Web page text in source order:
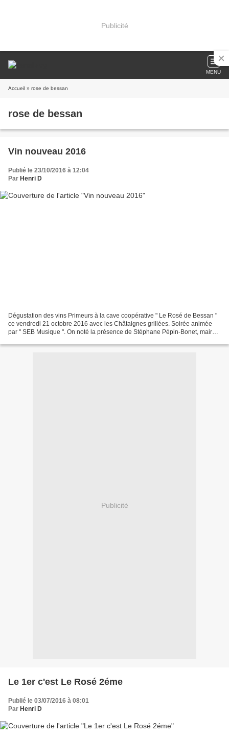
Publicité
MENU
Accueil » rose de bessan
rose de bessan
Vin nouveau 2016
Publié le 23/10/2016 à 12:04
Par Henri D
Dégustation des vins Primeurs à la cave coopérative " Le Rosé de Bessan "
ce vendredi 21 octobre 2016 avec les Châtaignes grillées. Soirée animée
par " SEB Musique ". On noté la présence de Stéphane Pépin-Bonet, maire
Publicité
Le 1er c'est Le Rosé 2éme
Publié le 03/07/2016 à 08:01
Par Henri D